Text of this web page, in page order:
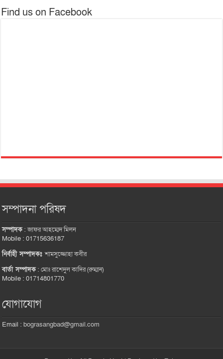
Find us on Facebook
সম্পাদনা পরিষদ
সম্পাদক:জাফর আহম্মেদ মিলন
Mobile : 01715636187
নির্বাহী সম্পাদকঃশামসুজ্জোহা কবীর
বার্তা সম্পাদক:মোঃ রাশেদুল কাদির (রুম্মান)
Mobile : 01714801770
যোগাযোগ
Email :bograsangbad@gmail.com